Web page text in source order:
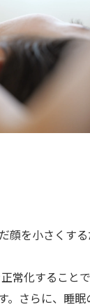
顔を小さくす
常化すること
。さらに、睡